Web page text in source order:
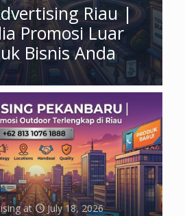
Riau |
Promosi Luar
Bisnis Anda
at July 18, 2026